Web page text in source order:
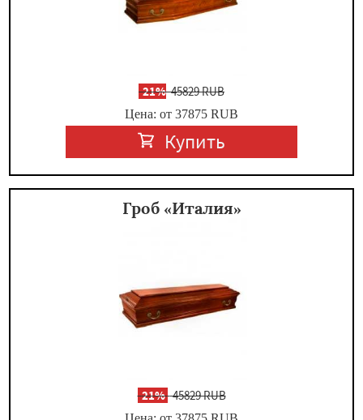
-21%45829 RUB
Цена: от 37875 RUB
Купить
Гроб «Италия»
-21%45829 RUB